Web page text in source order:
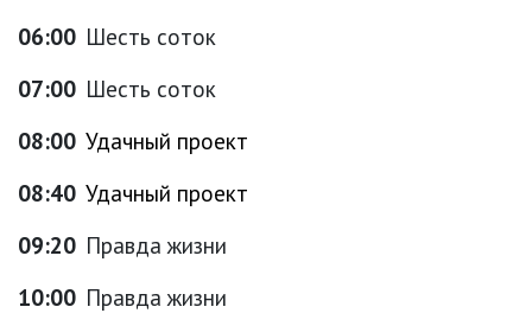
06:00 Шесть соток
07:00 Шесть соток
08:00 Удачный проект
08:40 Удачный проект
09:20 Правда жизни
10:00 Правда жизни